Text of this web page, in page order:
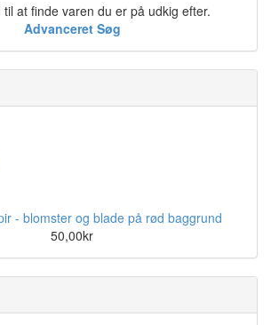
til at finde varen du er på udkig efter.
Advanceret Søg
- blomster og blade på rød baggrund
50,00kr